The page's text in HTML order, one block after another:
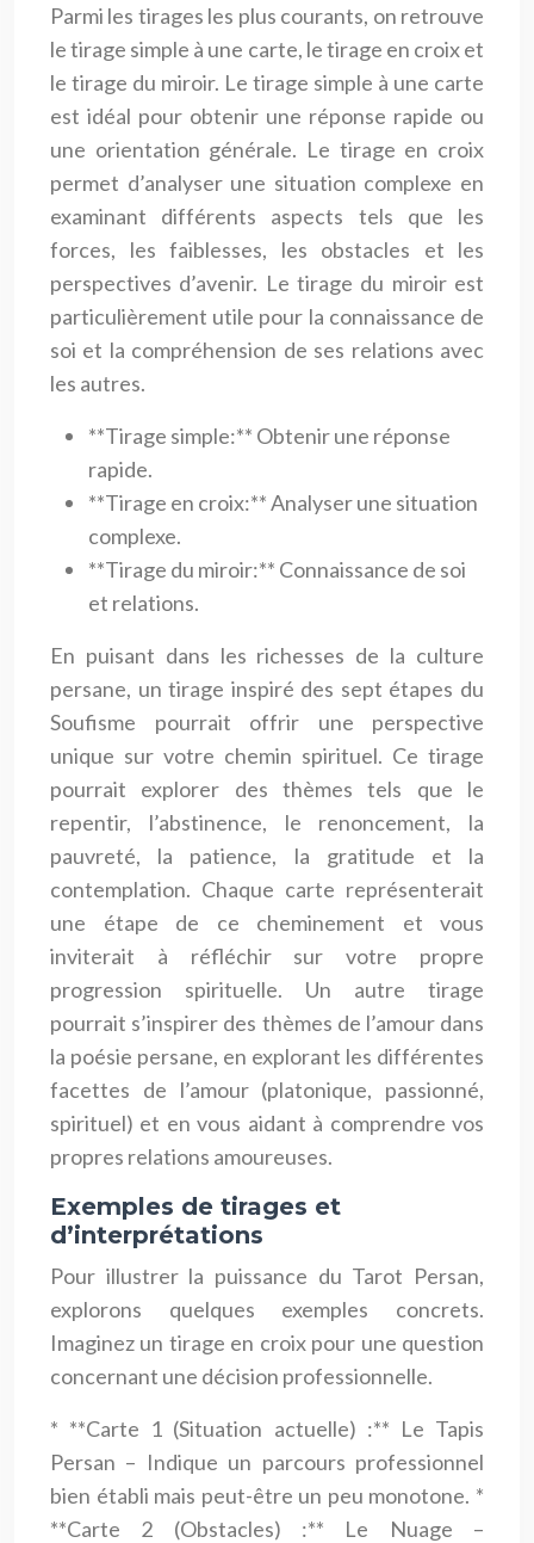
Parmi les tirages les plus courants, on retrouve
le tirage simple à une carte, le tirage en croix et
le tirage du miroir. Le tirage simple à une carte
est idéal pour obtenir une réponse rapide ou
une orientation générale. Le tirage en croix
permet d’analyser une situation complexe en
examinant différents aspects tels que les
forces, les faiblesses, les obstacles et les
perspectives d’avenir. Le tirage du miroir est
particulièrement utile pour la connaissance de
soi et la compréhension de ses relations avec
les autres.
**Tirage simple:** Obtenir une réponse
rapide.
**Tirage en croix:** Analyser une situation
complexe.
**Tirage du miroir:** Connaissance de soi
et relations.
En puisant dans les richesses de la culture
persane, un tirage inspiré des sept étapes du
Soufisme pourrait offrir une perspective
unique sur votre chemin spirituel. Ce tirage
pourrait explorer des thèmes tels que le
repentir, l’abstinence, le renoncement, la
pauvreté, la patience, la gratitude et la
contemplation. Chaque carte représenterait
une étape de ce cheminement et vous
inviterait à réfléchir sur votre propre
progression spirituelle. Un autre tirage
pourrait s’inspirer des thèmes de l’amour dans
la poésie persane, en explorant les différentes
facettes de l’amour (platonique, passionné,
spirituel) et en vous aidant à comprendre vos
propres relations amoureuses.
Exemples de tirages et
d’interprétations
Pour illustrer la puissance du Tarot Persan,
explorons quelques exemples concrets.
Imaginez un tirage en croix pour une question
concernant une décision professionnelle.
* **Carte 1 (Situation actuelle) :** Le Tapis
Persan – Indique un parcours professionnel
bien établi mais peut-être un peu monotone. *
**Carte 2 (Obstacles) :** Le Nuage –